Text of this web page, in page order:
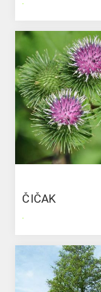
ČIČAK
.